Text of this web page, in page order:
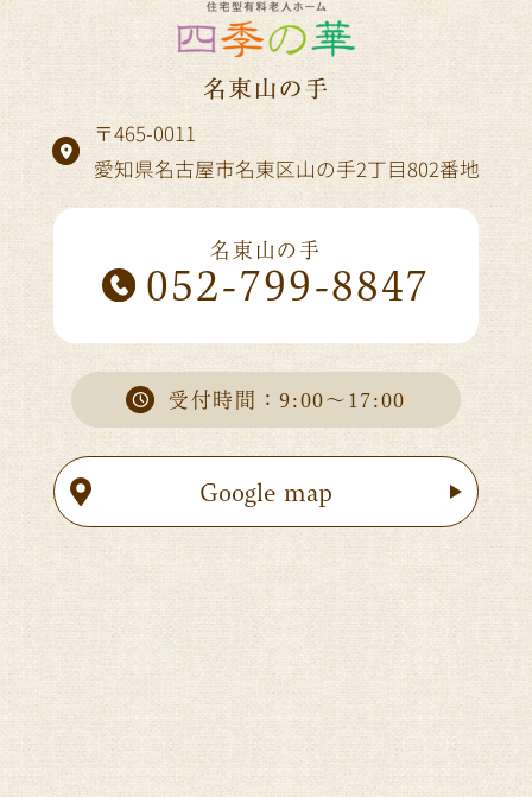
〒465-0011
愛知県名古屋市名東区山の手2丁目802番地
名東山の手
052-799-8847
受付時間：9:00～17:00
Google map